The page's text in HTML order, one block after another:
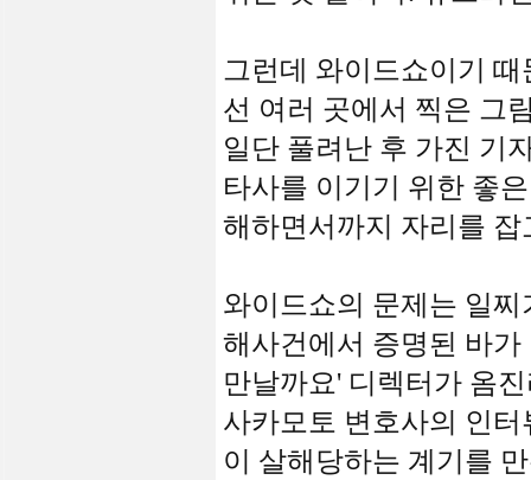
그런데 와이드쇼이기
선 여러 곳에서 찍은 그
일단 풀려난 후 가진 기
타사를 이기기 위한 좋
해하면서까지 자리를
와이드쇼의 문제는 일
해사건에서 증명된 바가
만날까요' 디렉터가 옴
사카모토 변호사의 인
이 살해당하는 계기를